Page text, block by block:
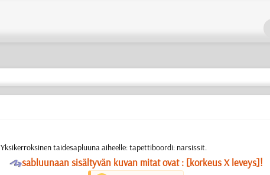
Yksikerroksinen taidesapluuna aiheelle: tapettiboordi: narsissit.
Osabluunaan sisältyvän kuvan mitat ovat : [korkeus X leveys]!